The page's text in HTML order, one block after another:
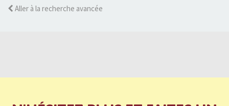
Aller à la recherche avancée